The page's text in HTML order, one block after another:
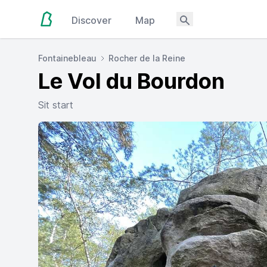
Discover Map
Fontainebleau Rocher de la Reine
Le Vol du Bourdon
Sit start